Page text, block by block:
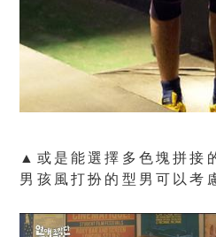
▲或是能選擇多色塊拼接
男孩風打扮的型男可以考